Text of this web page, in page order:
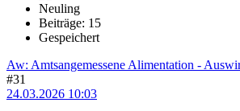
Neuling
Beiträge: 15
Gespeichert
Aw: Amtsangemessene Alimentation -
#31
24.03.2026 10:03